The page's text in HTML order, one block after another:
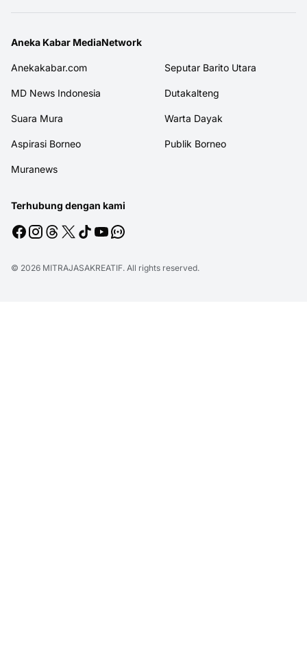
Aneka Kabar MediaNetwork
Anekakabar.com Seputar Barito Utara
MD News Indonesia Dutakalteng
Suara Mura Warta Dayak
Aspirasi Borneo Publik Borneo
Muranews
Terhubung dengan kami
© 2026 MITRAJASAKREATIF. All rights reserved.